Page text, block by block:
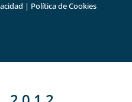
| Política de Cookies